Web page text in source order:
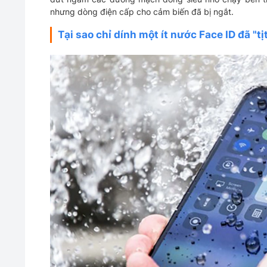
nhưng dòng điện cấp cho cảm biến đã bị ngắt.
Tại sao chỉ dính một ít nước Face ID đã